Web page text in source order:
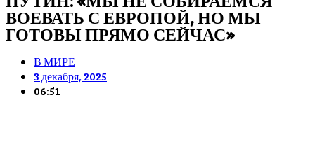
ВОЕВАТЬ С ЕВРОПОЙ, НО МЫ
ГОТОВЫ ПРЯМО СЕЙЧАС»
В МИРЕ
3 декабря, 2025
06:51